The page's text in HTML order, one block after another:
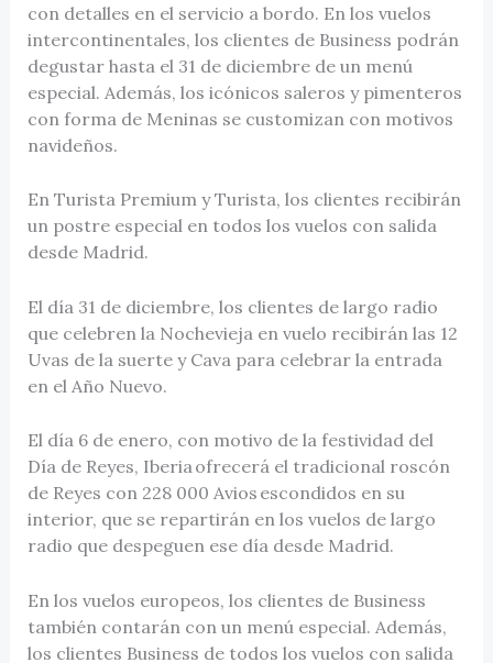
con detalles en el servicio a bordo. En los vuelos
intercontinentales, los clientes de Business podrán
degustar hasta el 31 de diciembre de un menú
especial. Además, los icónicos saleros y pimenteros
con forma de Meninas se customizan con motivos
navideños.
En Turista Premium y Turista, los clientes recibirán
un postre especial en todos los vuelos con salida
desde Madrid.
El día 31 de diciembre, los clientes de largo radio
que celebren la Nochevieja en vuelo recibirán las 12
Uvas de la suerte y Cava para celebrar la entrada
en el Año Nuevo.
El día 6 de enero, con motivo de la festividad del
Día de Reyes, Iberia ofrecerá el tradicional roscón
de Reyes con 228 000 Avios escondidos en su
interior, que se repartirán en los vuelos de largo
radio que despeguen ese día desde Madrid.
En los vuelos europeos, los clientes de Business
también contarán con un menú especial. Además,
los clientes Business de todos los vuelos con salida